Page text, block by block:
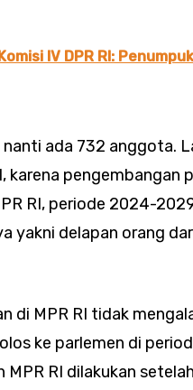
IV DPR RI:
nanti ada 732 anggota.
karena pengembangan
RI, periode 2024-
yakni delapan orang
di MPR RI tidak
ke parlemen di
RI dilakukan